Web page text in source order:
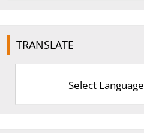
TRANSLATE
Select Language